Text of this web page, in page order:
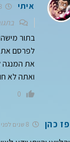
איתי
בתור
לפרסם את
את המנגה
ואתה לא
0
פז כהן 8 שנים לפני